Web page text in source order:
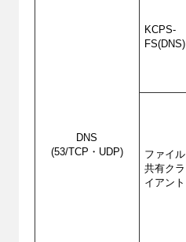
DNS
(53/TCP・UDP)
KCPS-
FS(DNS)
ファイル
共有クラ
イアント